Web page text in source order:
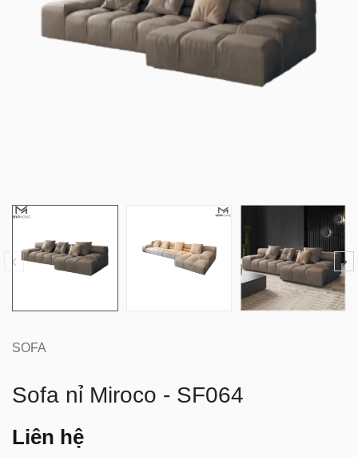
SOFA
Sofa nỉ Miroco - SF064
Liên hệ